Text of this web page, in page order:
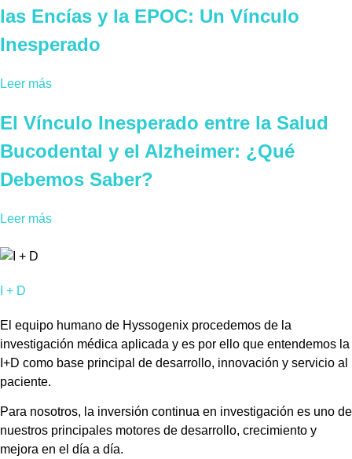
las Encías y la EPOC: Un Vínculo
Inesperado
Leer más
El Vínculo Inesperado entre la Salud
Bucodental y el Alzheimer: ¿Qué
Debemos Saber?
Leer más
I + D
El equipo humano de Hyssogenix procedemos de la
investigación médica aplicada y es por ello que entendemos la
I+D como base principal de desarrollo, innovación y servicio al
paciente.
Para nosotros, la inversión continua en investigación es uno de
nuestros principales motores de desarrollo, crecimiento y
mejora en el día a día.